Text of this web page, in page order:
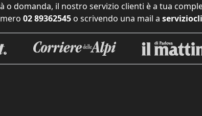
o domanda, il nostro servizio clienti è a tua
02 89362545 o scrivendo una mail a